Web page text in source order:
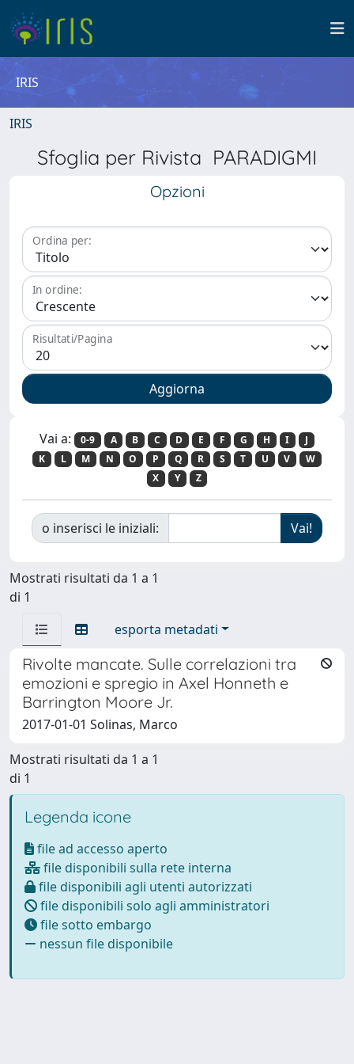
IRIS
IRIS
Sfoglia per Rivista PARADIGMI
Opzioni
Ordina per:
In ordine:
Risultati/Pagina
Vai a: 0-9 A B C D E F G H I
J
K
L M N O P Q R S T U V
W
X
Y Z
o inserisci le iniziali:
Mostrati risultati da 1 a 1
di 1
esporta metadati
Rivolte mancate. Sulle correlazioni tra
emozioni e spregio in Axel Honneth e
Barrington Moore Jr.
2017-01-01 Solinas, Marco
Mostrati risultati da 1 a 1
di 1
Legenda icone
file ad accesso aperto
file disponibili sulla rete interna
file disponibili agli utenti autorizzati
file disponibili solo agli amministratori
file sotto embargo
nessun file disponibile